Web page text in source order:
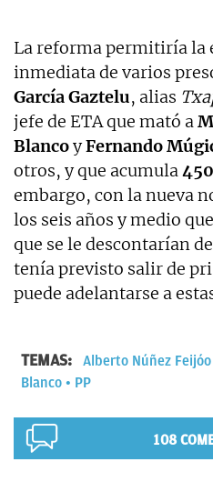
La reforma permitiría la
inmediata de varios
García Gaztelu, alias
jefe de ETA que mató a
BlancoyFernando
otros, y que acumula
embargo, con la nueva
los seis años y medio
que se le descontarían
tenía previsto salir de
puede adelantarse a
TEMAS: Alberto Núñez Feijóo
Blanco
PP
108